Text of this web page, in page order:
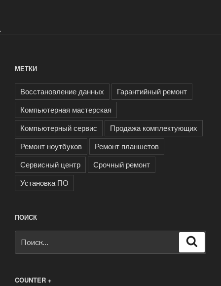
.
МЕТКИ
Восстановление данных
Гарантийный ремонт
Компьютерная мастерская
Компьютерный сервис
Продажа комплектующих
Ремонт ноутбуков
Ремонт планшетов
Сервисный центр
Срочный ремонт
Установка ПО
ПОИСК
COUNTER +